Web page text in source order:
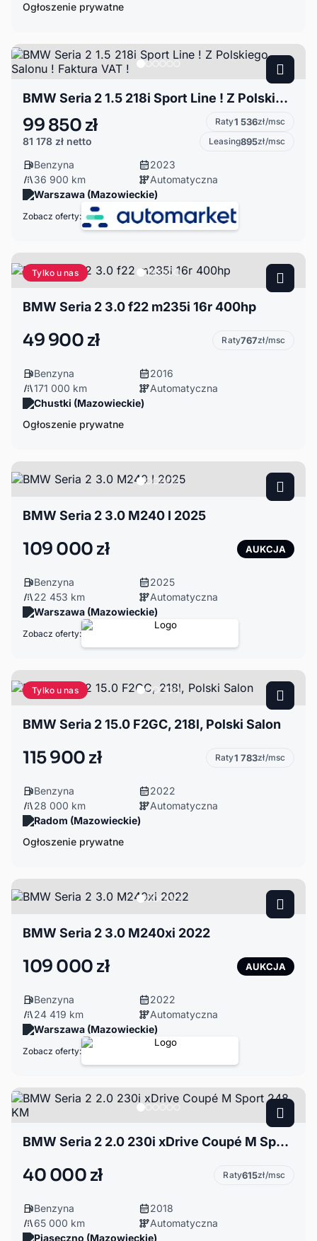
Ogłoszenie prywatne
BMW Seria 2 1.5 218i Sport Line ! Z Polskiego Salonu ! Faktura VAT !
99 850 zł
81 178 zł netto
Raty1 536zł/msc
Leasing895zł/msc
Benzyna
2023
36 900 km
Automatyczna
Warszawa (Mazowieckie)
Zobacz oferty:
Tylko u nas
BMW Seria 2 3.0 f22 m235i 16r 400hp
49 900 zł Raty767zł/msc
Benzyna
2016
171 000 km
Automatyczna
Chustki (Mazowieckie)
Ogłoszenie prywatne
BMW Seria 2 3.0 M240 I 2025
109 000 zł AUKCJA
Benzyna
2025
22 453 km
Automatyczna
Warszawa (Mazowieckie)
Zobacz oferty:
Tylko u nas
BMW Seria 2 15.0 F2GC, 218l, Polski Salon
115 900 zł Raty1 783zł/msc
Benzyna
2022
28 000 km
Automatyczna
Radom (Mazowieckie)
Ogłoszenie prywatne
BMW Seria 2 3.0 M240xi 2022
109 000 zł AUKCJA
Benzyna
2022
24 419 km
Automatyczna
Warszawa (Mazowieckie)
Zobacz oferty:
BMW Seria 2 2.0 230i xDrive Coupé M Sport 248 KM
40 000 zł Raty615zł/msc
Benzyna
2018
65 000 km
Automatyczna
Piaseczno (Mazowieckie)